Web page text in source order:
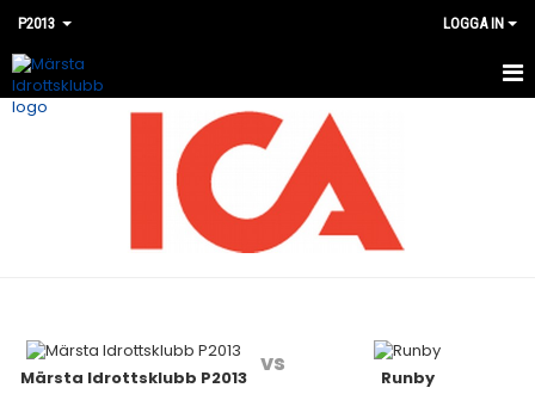
P2013 LOGGA IN
HEM
DOKUMENT
Märsta Idrottsklubb P2013
vs
Runby